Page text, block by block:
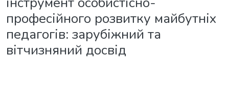
професійного розвитку майбутніх
педагогів: зарубіжний та
вітчизняний досвід